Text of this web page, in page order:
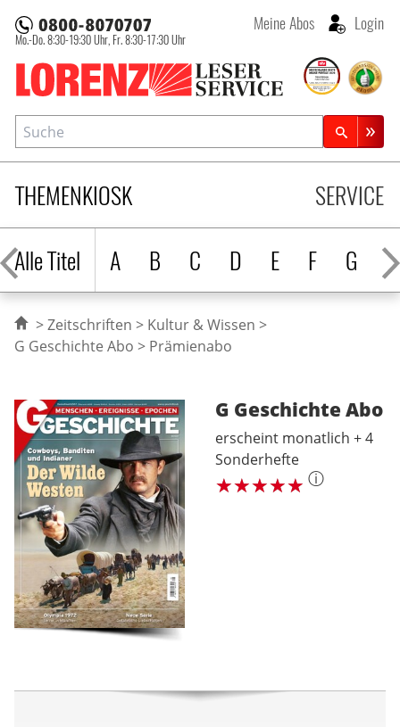
Lorenz Leserservice
Mo.-Do. 8:30-19:30 Uhr, Fr. 8:30-17:30 Uhr
Meine Abos Login
THEMENKIOSK
Alle Titel
A B C D E F G H
SERVICE
Suche
Zeitschriftensuche
Zeitschriften
Kultur & Wissen
G Geschichte Abo
Prämienabo
G Geschichte Abo
erscheint monatlich + 4
Sonderhefte
ⓘ